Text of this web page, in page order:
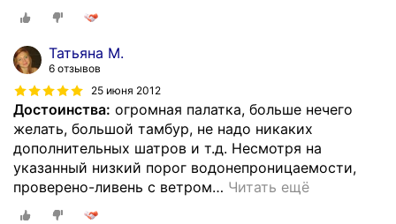
Татьяна М.
6 отзывов
25 июня 2012
Достоинства: огромная палатка, больше нечего
желать, большой тамбур, не надо никаких
дополнительных шатров и т.д. Несмотря на
указанный низкий порог водонепроницаемости,
проверено-ливень с ветром… Читать ещё